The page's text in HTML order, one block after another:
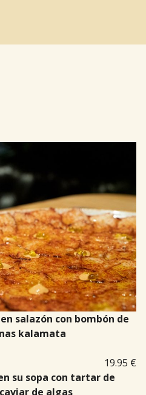
salazón con bombón de
kalamata
19.95 €
su sopa con tartar de
de algas